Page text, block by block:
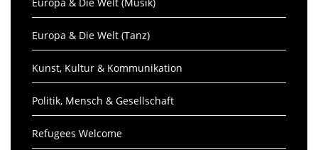
Europa & Die Welt (Tanz)
Kunst, Kultur & Kommunikation
Politik, Mensch & Gesellschaft
Refugees Welcome